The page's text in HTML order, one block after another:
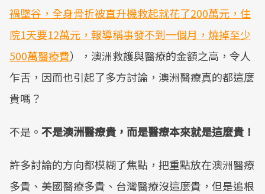
禍墜谷，全身骨折被直升機救起就花了200萬元，住
院1天要12萬元，報導稱事發不到一個月，燒掉至少
500萬醫療費），澳洲救護與醫療的金額之高，令人
乍舌，因而也引起了多方討論，澳洲醫療真的都這麼
貴嗎？
不是。 不是澳洲醫療貴，而是醫療本來就是這麼貴！
許多討論的方向都模糊了焦點，把重點放在澳洲醫療
多貴、美國醫療多貴、台灣醫療沒這麼貴，但是追根